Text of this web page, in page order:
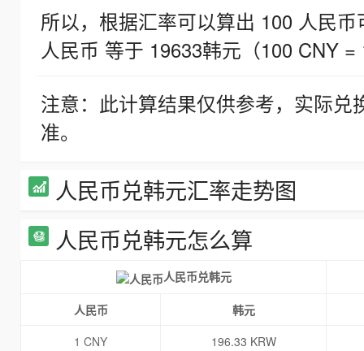
所以，根据汇率可以算出 100 人民
人民币 等于 19633韩元（100 CNY =
注意：此计算结果仅供参考，实际
准。
人民币兑韩元汇率走势图
人民币兑韩元怎么算
人民币兑韩元
人民币
韩元
1 CNY
196.33 KRW